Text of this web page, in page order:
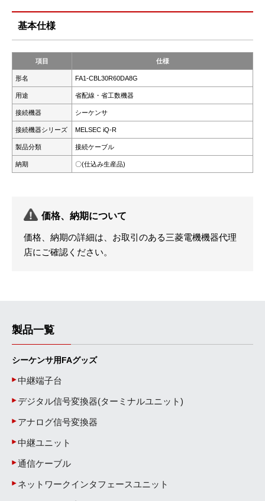
基本仕様
項目 仕様
形名 FA1-CBL30R60DA8G
用途 省配線・省工数機器
接続機器 シーケンサ
接続機器シリーズ MELSEC iQ-R
製品分類 接続ケーブル
納期 〇(仕込み生産品)
価格、納期について
価格、納期の詳細は、お取引のある三菱電機機器代理
店にご確認ください。
製品一覧
シーケンサ用FAグッズ
中継端子台
デジタル信号変換器(ターミナルユニット)
アナログ信号変換器
中継ユニット
通信ケーブル
ネットワークインタフェースユニット